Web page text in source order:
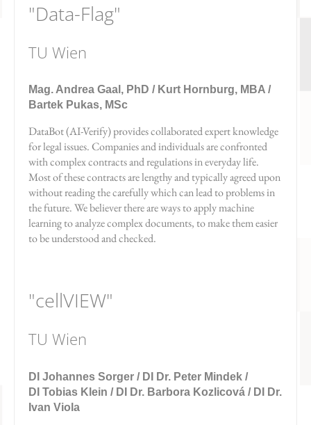
"Data-Flag"
TU Wien
Mag. Andrea Gaal, PhD / Kurt Hornburg, MBA /
Bartek Pukas, MSc
DataBot (AI-Verify) provides collaborated expert knowledge
for legal issues. Companies and individuals are confronted
with complex contracts and regulations in everyday life.
Most of these contracts are lengthy and typically agreed upon
without reading the carefully which can lead to problems in
the future. We believer there are ways to apply machine
learning to analyze complex documents, to make them easier
to be understood and checked.
"cellVIEW"
TU Wien
DI Johannes Sorger / DI Dr. Peter Mindek /
DI Tobias Klein / DI Dr. Barbora Kozlicová / DI Dr.
Ivan Viola